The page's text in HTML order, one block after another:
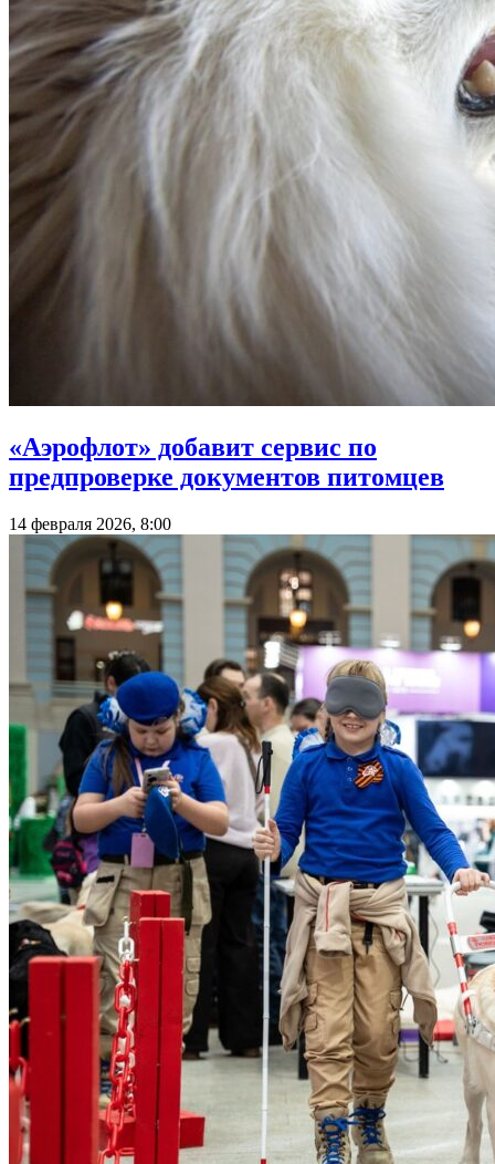
«Аэрофлот» добавит сервис по
предпроверке документов питомцев
14 февраля 2026, 8:00